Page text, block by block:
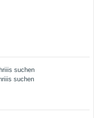
suchen
suchen